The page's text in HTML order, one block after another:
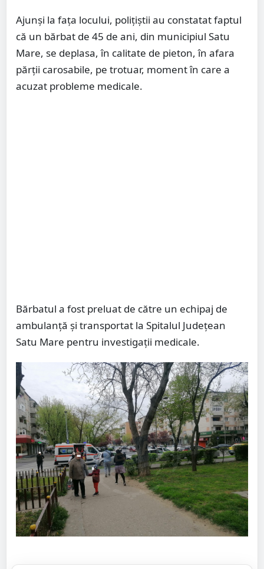
Ajunși la fața locului, polițiștii au constatat faptul
că un bărbat de 45 de ani, din municipiul Satu
Mare, se deplasa, în calitate de pieton, în afara
părții carosabile, pe trotuar, moment în care a
acuzat probleme medicale.
Bărbatul a fost preluat de către un echipaj de
ambulanță și transportat la Spitalul Județean
Satu Mare pentru investigații medicale.